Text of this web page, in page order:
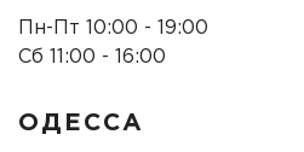
Пн-Пт 10:00 - 19:00
Сб 11:00 - 16:00
ОДЕССА